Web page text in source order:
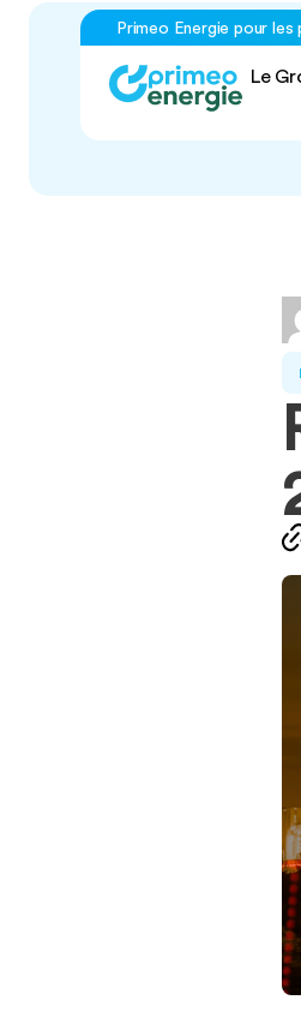
Primeo Energie pour les
Le